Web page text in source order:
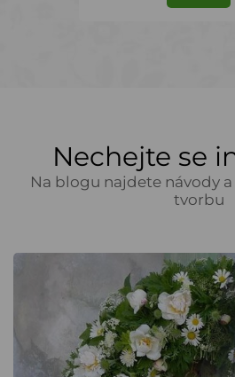
Nechejte se
Na blogu najdete návody
tvorbu